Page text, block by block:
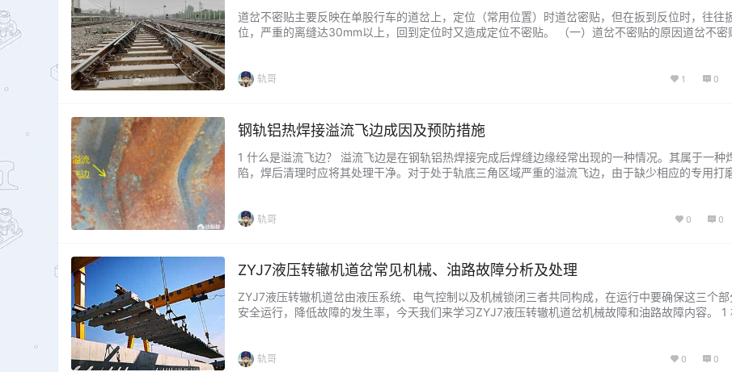
道岔不密贴主要反映在单股行车的道岔上，定位（常用位置）时道岔密贴，但在扳到反位时，往往
位，严重的离缝达30mm以上，回到定位时又造成定位不密贴。 （一）道岔不密贴的原因道岔不密
角，造成转换力被分…...
轨哥 1 0
钢轨铝热焊接溢流飞边成因及预防措施
1 什么是溢流飞边？ 溢流飞边是在钢轨铝热焊接完成后焊缝边缘经常出现的一种情况。其属于一种
陷，焊后清理时应将其处理干净。对于处于轨底三角区域严重的溢流飞边，由于缺少相应的专用打
形成。因此砂模在安装过程中…...
轨哥 0 0
ZYJ7液压转辙机道岔常见机械、油路故障分析及处理
ZYJ7液压转辙机道岔由液压系统、电气控制以及机械锁闭三者共同构成，在运行中要确保这三个部
安全运行，降低故障的发生率，今天我们来学习ZYJ7液压转辙机道岔机械故障和油路故障内容。 1
在设备运行的早期容易出现…...
轨哥 0 0